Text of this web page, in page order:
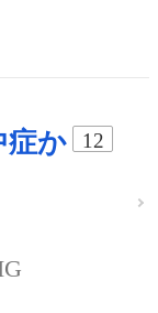
症か 12